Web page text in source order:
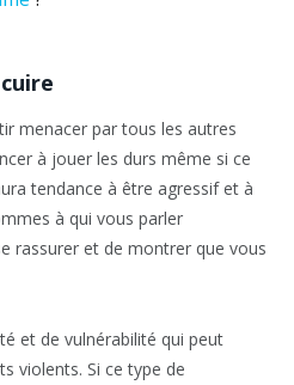
menacer par tous les autres
à jouer les durs même si ce
tendance à être agressif et à
à qui vous parler
rassurer et de montrer que vous
et de vulnérabilité qui peut
violents. Si ce type de